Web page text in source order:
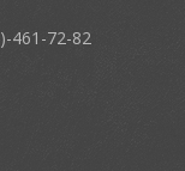
461-72-82